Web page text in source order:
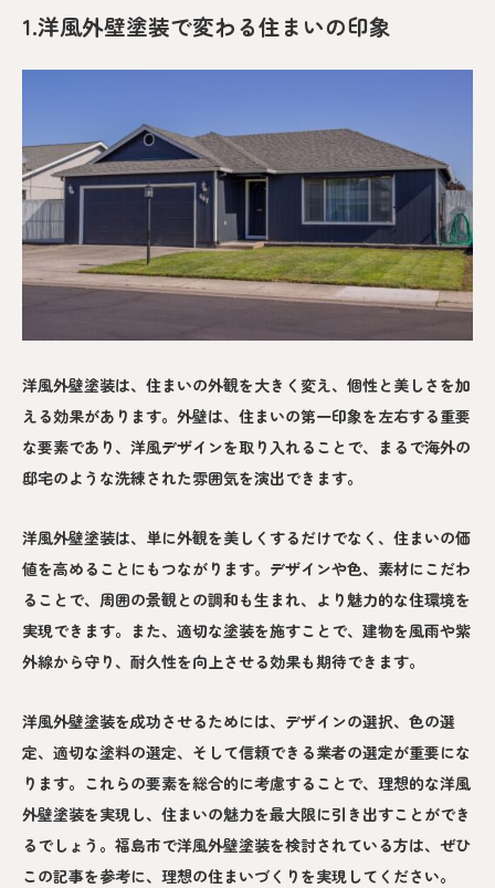
1.洋風外壁塗装で変わる住まいの印象
洋風外壁塗装は、住まいの外観を大きく変え、個性と美しさを加
える効果があります。外壁は、住まいの第一印象を左右する重要
な要素であり、洋風デザインを取り入れることで、まるで海外の
邸宅のような洗練された雰囲気を演出できます。
洋風外壁塗装は、単に外観を美しくするだけでなく、住まいの価
値を高めることにもつながります。デザインや色、素材にこだわ
ることで、周囲の景観との調和も生まれ、より魅力的な住環境を
実現できます。また、適切な塗装を施すことで、建物を風雨や紫
外線から守り、耐久性を向上させる効果も期待できます。
洋風外壁塗装を成功させるためには、デザインの選択、色の選
定、適切な塗料の選定、そして信頼できる業者の選定が重要にな
ります。これらの要素を総合的に考慮することで、理想的な洋風
外壁塗装を実現し、住まいの魅力を最大限に引き出すことができ
るでしょう。福島市で洋風外壁塗装を検討されている方は、ぜひ
この記事を参考に、理想の住まいづくりを実現してください。